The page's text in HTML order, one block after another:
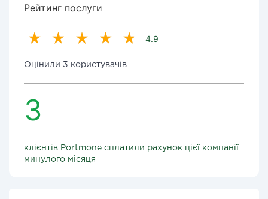
Рейтинг послуги
4.9
Оцінили 3 користувачів
3
клієнтів Portmone сплатили рахунок цієї компанії
минулого місяця